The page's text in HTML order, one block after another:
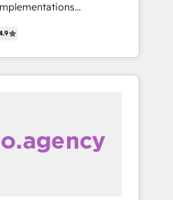
Our tried
methodology will
the best deployment
Whether you are new to
to turn around a poor
to Elite Solutions
ready to migrate,
smarter. We specialize
and CMS migrations and
systems into unified,
architectures that